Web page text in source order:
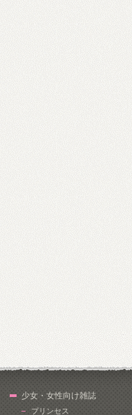
少女・女性向け雑誌
プリンセス